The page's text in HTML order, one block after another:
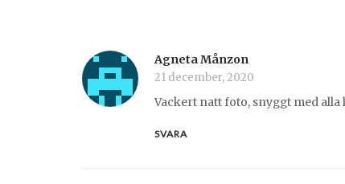
Agneta Månzon
21 december, 2020
Vackert natt foto, snyggt med
SVARA